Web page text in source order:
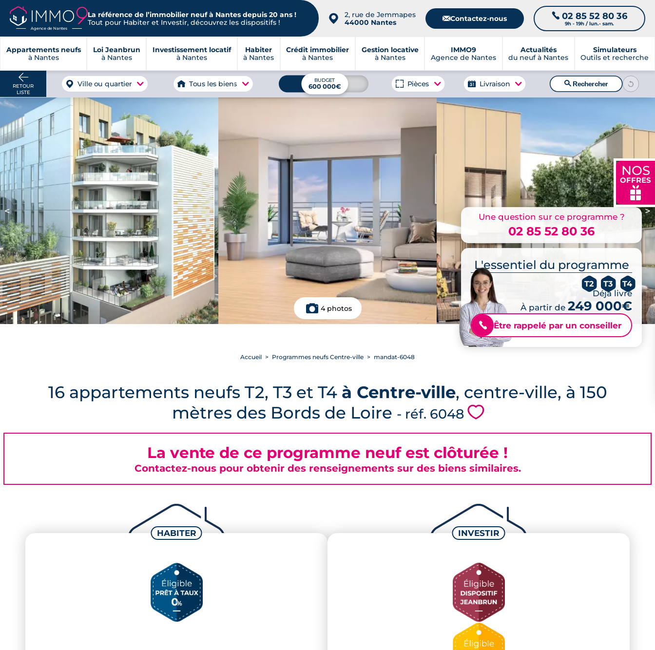
Agence de Nantes
La référence de l’immobilier neuf à Nantes depuis 20 ans !
Tout pour Habiter et Investir, découvrez les dispositifs !
📍
2, rue de Jemmapes
44000 Nantes
📧Contactez-nous 📞 02 85 52 80 36
9h - 19h / lun.- sam.
Appartements neufs
à Nantes
Loi Jeanbrun
à Nantes
Investissement locatif
à Nantes
Habiter
à Nantes
Crédit immobilier
à Nantes
Gestion locative
à Nantes
IMMO9
Agence de Nantes
Actualités
du neuf à Nantes
Simulateurs
Outils et recherche
NOS
OFFRES
🎁
RETOUR
LISTE
Ville ou quartier Tous les biens BUDGET
600 000€ Pièces Livraison 🔍Rechercher
< >
4 photos
Une question sur ce programme ?
02 85 52 80 36
L'essentiel du programme
T2 T3 T4
Déjà livré
À partir de 249 000€
📞 Être rappelé par un conseiller
Accueil Programmes neufs Centre-ville mandat-6048
16 appartements neufs T2, T3 et T4 à Centre-ville, centre-ville, à 150
mètres des Bords de Loire - réf. 6048 💗
La vente de ce programme neuf est clôturée !
Contactez-nous pour obtenir des renseignements sur des biens similaires.